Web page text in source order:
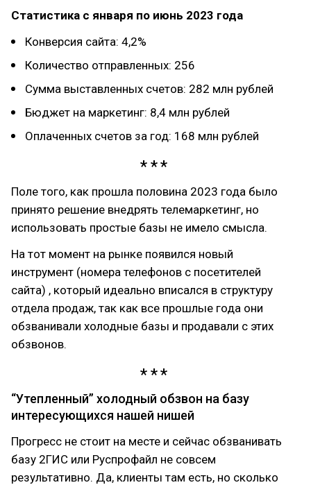
Статистика с января по июнь 2023 года
Конверсия сайта: 4,2%
Количество отправленных: 256
Сумма выставленных счетов: 282 млн рублей
Бюджет на маркетинг: 8,4 млн рублей
Оплаченных счетов за год: 168 млн рублей
Поле того, как прошла половина 2023 года было
принято решение внедрять телемаркетинг, но
использовать простые базы не имело смысла.
На тот момент на рынке появился новый
инструмент (номера телефонов с посетителей
сайта) , который идеально вписался в структуру
отдела продаж, так как все прошлые года они
обзванивали холодные базы и продавали с этих
обзвонов.
“Утепленный” холодный обзвон на базу
интересующихся нашей нишей
Прогресс не стоит на месте и сейчас обзванивать
базу 2ГИС или Руспрофайл не совсем
результативно. Да, клиенты там есть, но сколько